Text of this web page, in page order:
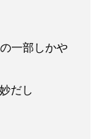
一部しかや
だし